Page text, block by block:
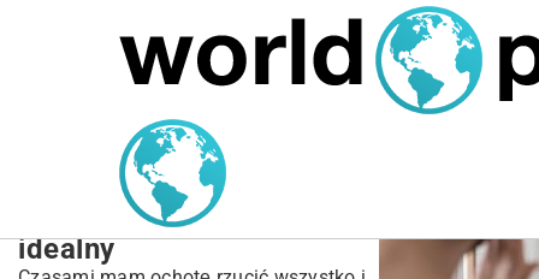
MARIUSZ ŁAMAGA 05.10.2025
Prosty przepis na
pieczoną rybę z
warzywami – obiad
idealny